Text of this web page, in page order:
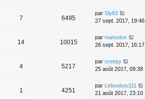
7 6495
par Sly83
27 sept. 2017, 19:46
14 10015
par manudox
26 sept. 2017, 16:17
4 5217
par creepy
25 août 2017, 09:38
1 4251
par Leboubou111
21 août 2017, 23:10